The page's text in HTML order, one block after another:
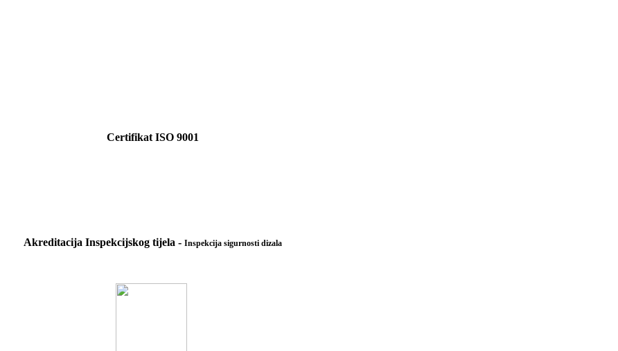
Certifikat ISO 9001
Akreditacija Inspekcijskog tijela - Inspekcija sigurnosti dizala